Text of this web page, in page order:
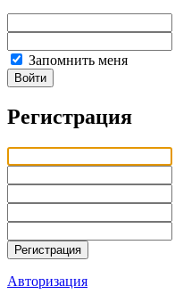
Запомнить меня
Войти
Регистрация
Авторизация